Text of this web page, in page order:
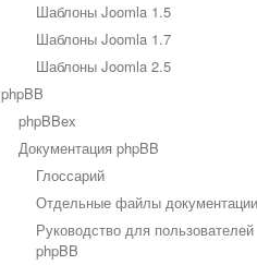
Шаблоны Joomla 1.5
Шаблоны Joomla 1.7
Шаблоны Joomla 2.5
phpBB
phpBBex
Документация phpBB
Глоссарий
Отдельные файлы документации
Руководство для пользователей
phpBB